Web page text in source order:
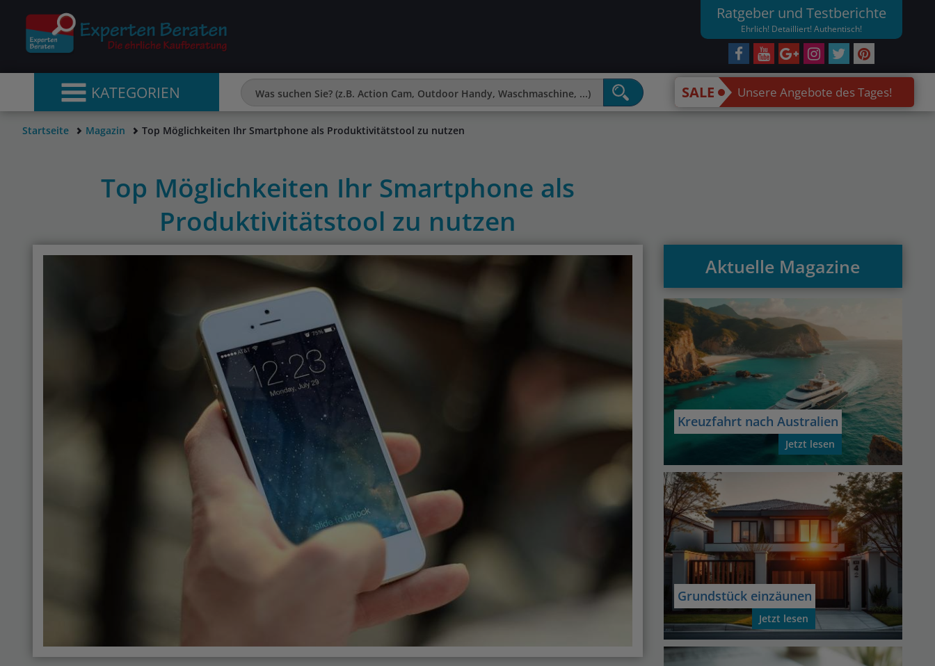
Ratgeber und Testberichte
Ehrlich! Detailliert! Authentisch!
KATEGORIEN SALE Unsere Angebote des Tages!
Startseite Magazin Top Möglichkeiten Ihr Smartphone als Produktivitätstool zu nutzen
Top Möglichkeiten Ihr Smartphone als
Produktivitätstool zu nutzen
Aktuelle Magazine
Kreuzfahrt nach Australien
Jetzt lesen
Grundstück einzäunen
Jetzt lesen